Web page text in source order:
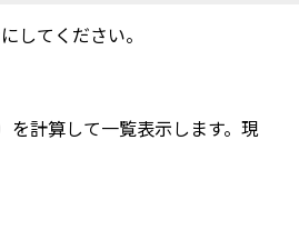
してください。
計算して一覧表示します。現